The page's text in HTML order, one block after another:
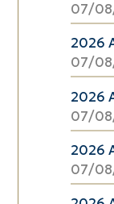
07/
2026
07/
2026
07/
2026
07/